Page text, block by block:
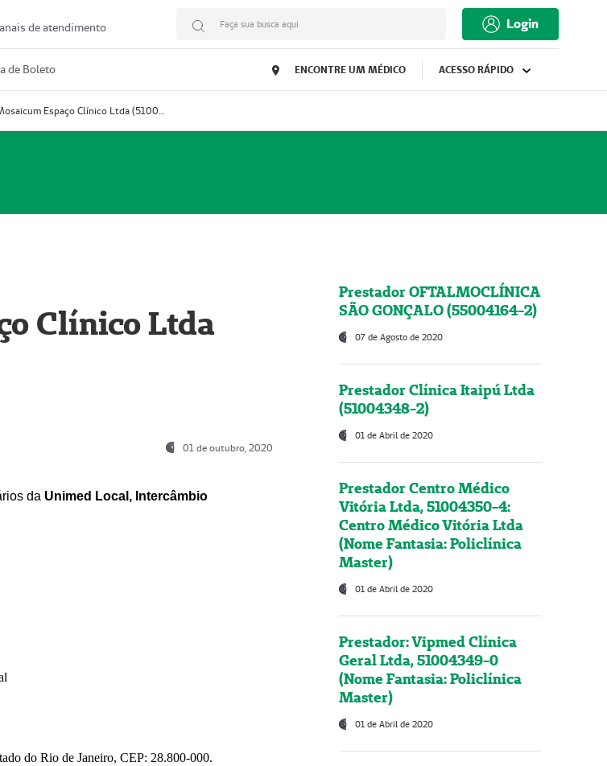
de atendimento Faça sua busca aqui Login
de Boleto ENCONTRE UM MÉDICO ACESSO RÁPIDO
Prestador Mosaicum Espaço Clínico Ltda (51004352-0)
Clínico Ltda
01 de outubro, 2020
da Unimed Local, Intercâmbio
do Rio de Janeiro, CEP: 28.800-000.
Prestador OFTALMOCLÍNICA
SÃO GONÇALO (55004164-2)
07 de Agosto de 2020
Prestador Clínica Itaipú Ltda
(51004348-2)
01 de Abril de 2020
Prestador Centro Médico
Vitória Ltda, 51004350-4:
Centro Médico Vitória Ltda
(Nome Fantasia: Policlínica
Master)
01 de Abril de 2020
Prestador: Vipmed Clínica
Geral Ltda, 51004349-0
(Nome Fantasia: Policlínica
Master)
01 de Abril de 2020